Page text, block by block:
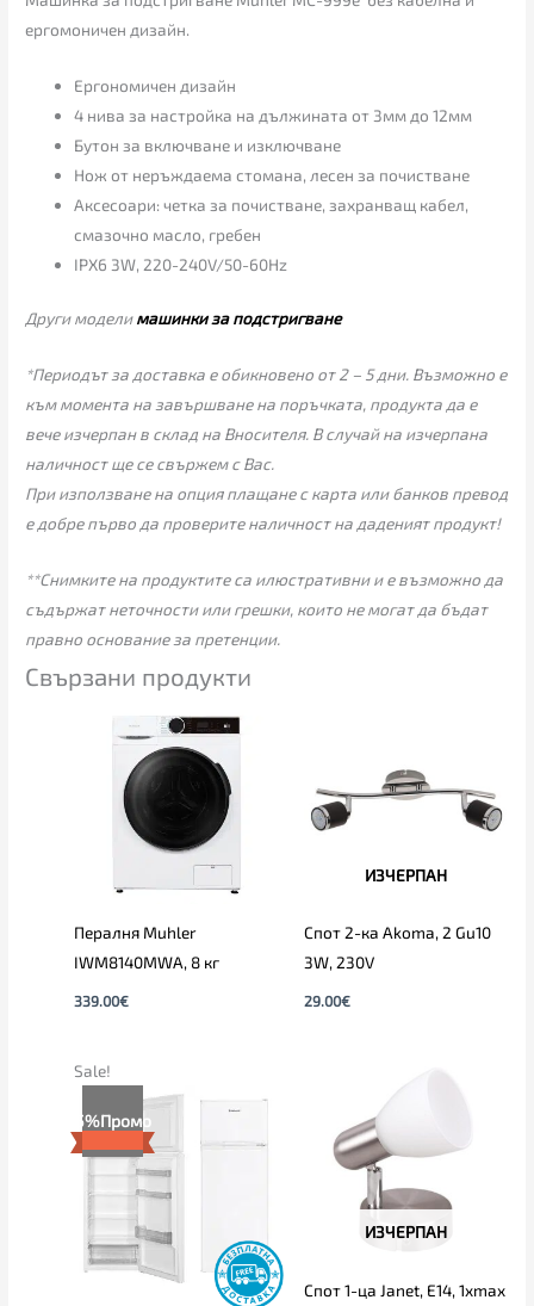
ергомоничен дизайн.
Ергономичен дизайн
4 нива за настройка на дължината от 3мм до 12мм
Бутон за включване и изключване
Нож от неръждаема стомана, лесен за почистване
Аксесоари: четка за почистване, захранващ кабел,
смазочно масло, гребен
IPX6 3W, 220-240V/50-60Hz
Други моделимашинки за подстригване
*Периодът за доставка е обикновено от 2 – 5 дни. Възможно е
към момента на завършване на поръчката, продукта да е
вече изчерпан в склад на Вносителя. В случай на изчерпана
наличност ще се свържем с Вас.
При използване на опция плащане с карта или банков превод
е добре първо да проверите наличност на даденият продукт!
**Снимките на продуктите са илюстративни и е възможно да
съдържат неточности или грешки, които не могат да бъдат
правно основание за претенции.
Свързани продукти
Пералня Muhler
IWM8140MWA, 8 кг
339.00€
ИЗЧЕРПАН
Спот 2-ка Akoma, 2 Gu10
3W, 230V
29.00€
Sale!
5%Промо
price
was:
275.00€.
ИЗЧЕРПАН
Спот 1-ца Janet, E14, 1xmax